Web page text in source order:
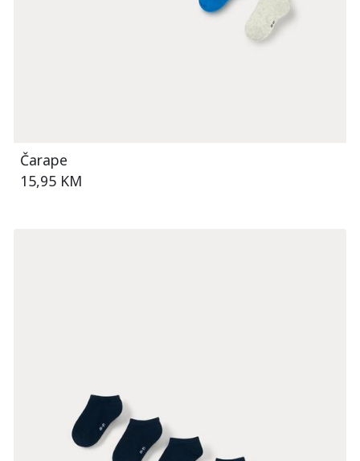
Čarape
15,95 KM